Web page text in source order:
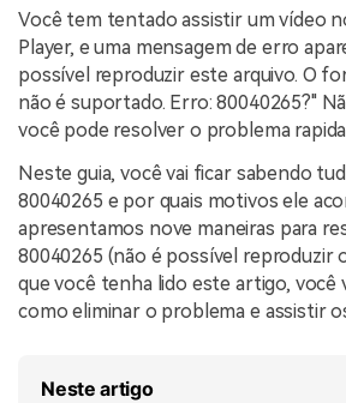
Você tem tentado assistir um vídeo
Player, e uma mensagem de erro
possível reproduzir este arquivo. O
não é suportado. Erro: 80040265?"
você pode resolver o problema
Neste guia, você vai ficar sabendo
80040265 e por quais motivos ele
apresentamos nove maneiras para
80040265 (não é possível reproduzir
que você tenha lido este artigo, você
como eliminar o problema e assistir
Neste artigo